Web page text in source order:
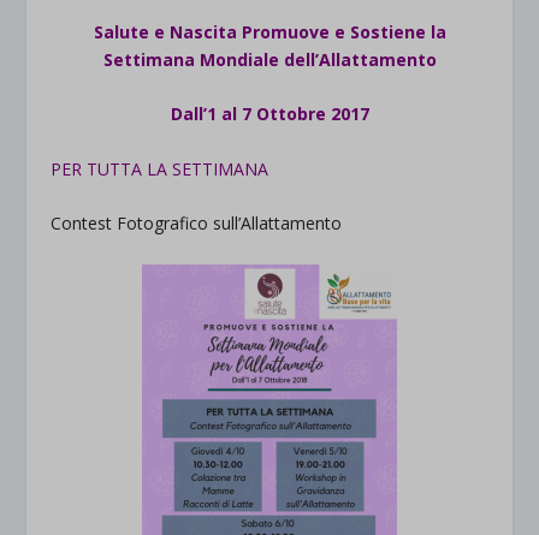
Salute e Nascita Promuove e Sostiene la
Settimana Mondiale dell’Allattamento
Dall’1 al 7 Ottobre 2017
PER TUTTA LA SETTIMANA
Contest Fotografico sull’Allattamento